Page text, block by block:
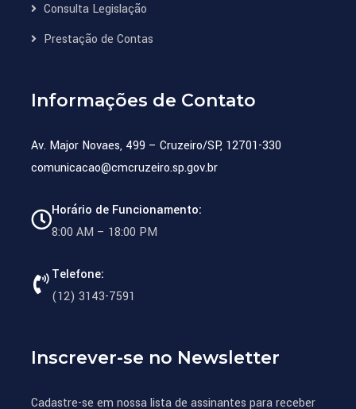
Consulta Legislação
Prestação de Contas
Informações de Contato
Av. Major Novaes, 499 – Cruzeiro/SP, 12701-330
comunicacao@cmcruzeiro.sp.gov.br
Horário de Funcionamento:
8:00 AM – 18:00 PM
Telefone:
(12) 3143-7591
Inscrever-se no Newsletter
Cadastre-se em nossa lista de assinantes para receber